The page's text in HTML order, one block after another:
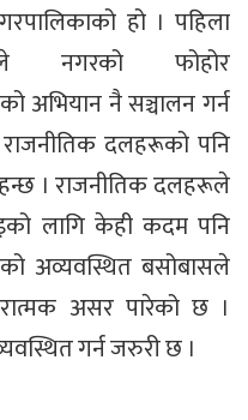
हो । पहिला
नगरको फोहोर
अभियान नै सञ्चालन गर्न
दलहरूको पनि
। राजनीतिक दलहरूले
लागि केही कदम पनि
अव्यवस्थित बसोबासले
असर पारेको छ ।
गर्न जरुरी छ ।